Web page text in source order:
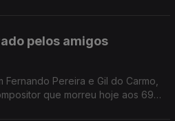
pelos amigos
Pereira e Gil do Carmo,
que morreu hoje aos 69